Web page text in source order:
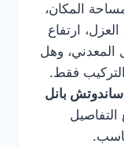
المكان،
ارتفاع
المعدني، وهل
فقط.
بانل